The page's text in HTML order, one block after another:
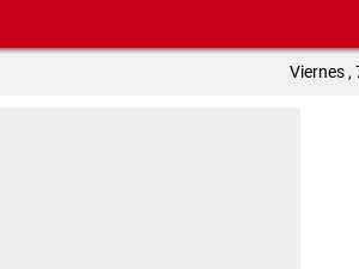
Viernes ,